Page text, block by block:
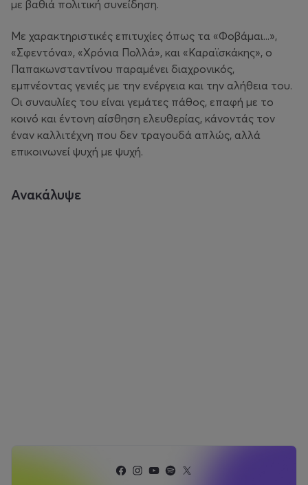
με βαθιά πολιτική συνείδηση.
Με χαρακτηριστικές επιτυχίες όπως τα «Φοβάμαι...»,
«Σφεντόνα», «Χρόνια Πολλά», και «Καραϊσκάκης», ο
Παπακωνσταντίνου παραμένει διαχρονικός,
εμπνέοντας γενιές με την ενέργεια και την αλήθεια του.
Οι συναυλίες του είναι γεμάτες πάθος, επαφή με το
κοινό και έντονη αίσθηση ελευθερίας, κάνοντάς τον
έναν καλλιτέχνη που δεν τραγουδά απλώς, αλλά
επικοινωνεί ψυχή με ψυχή.
Ανακάλυψε